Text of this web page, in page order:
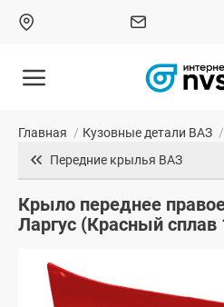
Главная / Кузовные детали ВАЗ /
Передние крылья ВАЗ
Крыло переднее
Ларгус (Красный сплав